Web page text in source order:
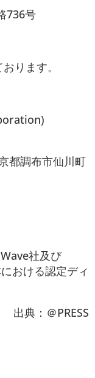
736号
ります。
調布市仙川町
社及び
おける認定ディ
出典：＠PRESS